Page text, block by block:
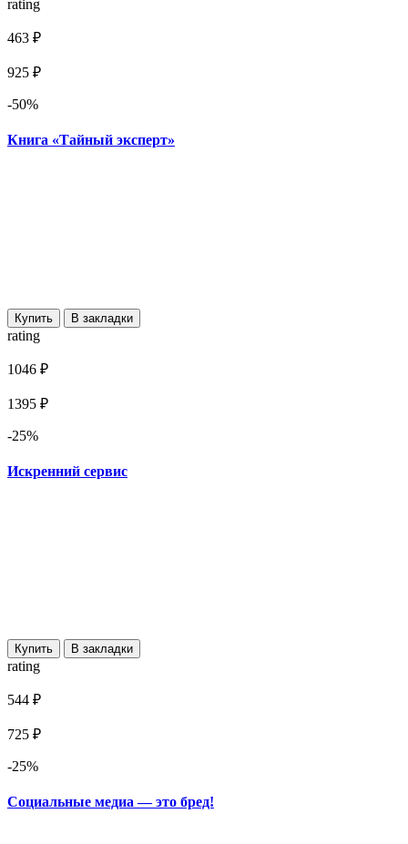
rating
463 ₽
925 ₽
-50%
Книга «Тайный эксперт»
Купить В закладки
rating
1046 ₽
1395 ₽
-25%
Искренний сервис
Купить В закладки
rating
544 ₽
725 ₽
-25%
Социальные медиа — это бред!